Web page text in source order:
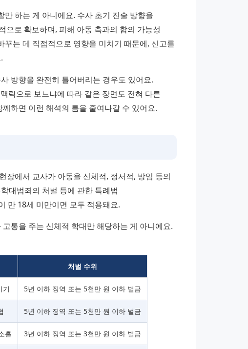
만 하는 게 아니에요. 수사 초기 진술 방향을
으로 확보하며, 피해 아동 측과의 합의 가능성
는 데 직접적으로 영향을 미치기 때문에, 신고를
방향을 완전히 틀어버리는 경우도 있어요.
락으로 보느냐에 따라 같은 장면도 전혀 다른
하면 이런 해석의 틈을 줄여나갈 수 있어요.
장에서 교사가 아동을 신체적, 정서적, 방임 등의
대범죄의 처벌 등에 관한 특례법
만 18세 미만이면 모두 적용돼요.
통을 주는 신체적 학대만 해당하는 게 아니에요.
처벌 수위
기 5년 이하 징역 또는 5천만 원 이하 벌금
5년 이하 징역 또는 5천만 원 이하 벌금
홀 3년 이하 징역 또는 3천만 원 이하 벌금